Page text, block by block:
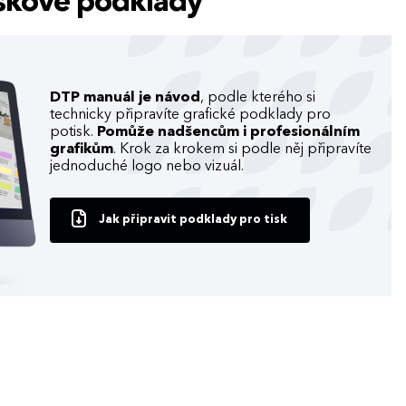
DTP manuál je návod , podle kterého si
technicky připravíte grafické podklady pro
potisk. Pomůže nadšencům i profesionálním
grafikům. Krok za krokem si podle něj připravíte
jednoduché logo nebo vizuál.
Jak připravit podklady pro tisk